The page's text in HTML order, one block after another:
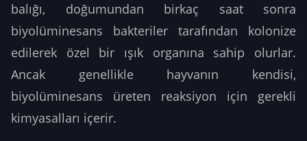
balığı, doğumundan birkaç saat sonra
biyolüminesans bakteriler tarafından kolonize
edilerek özel bir ışık organına sahip olurlar.
Ancak genellikle hayvanın kendisi,
biyolüminesans üreten reaksiyon için gerekli
kimyasalları içerir.